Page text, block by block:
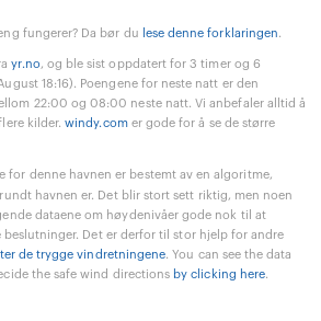
fungerer? Da bør du lese denne forklaringen.
yr.no, og ble sist oppdatert for 3 timer og 6
18:16). Poengene for neste natt er den
22:00 og 08:00 neste natt. Vi anbefaler alltid å
kilder.windy.comer gode for å se de større
for denne havnen er bestemt av en algoritme,
havnen er. Det blir stort sett riktig, men noen
dataene om høydenivåer gode nok til at
Det er derfor til stor hjelp for andre
de trygge vindretningene. You can see the data
the safe wind directions by clicking here.